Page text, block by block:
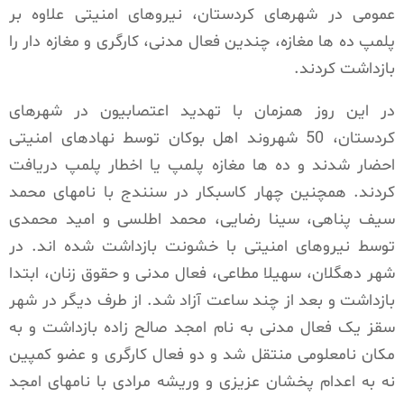
عمومی در شهرهای کردستان، نیروهای امنیتی علاوه بر
پلمپ ده ها مغازه، چندین فعال مدنی، کارگری و مغازه دار را
بازداشت کردند.
در این روز همزمان با تهدید اعتصابیون در شهرهای
کردستان، 50 شهروند اهل بوکان توسط نهادهای امنیتی
احضار شدند و ده ها مغازه پلمپ یا اخطار پلمپ دریافت
کردند. همچنین چهار کاسبکار در سنندج با نامهای محمد
سیف پناهی، سینا رضایی، محمد اطلسی و امید محمدی
توسط نیروهای امنیتی با خشونت بازداشت شده اند. در
شهر دهگلان، سهیلا مطاعی، فعال مدنی و حقوق زنان، ابتدا
بازداشت و بعد از چند ساعت آزاد شد. از طرف دیگر در شهر
سقز یک فعال مدنی به نام امجد صالح زاده بازداشت و به
مکان نامعلومی منتقل شد و دو فعال کارگری و عضو کمپین
نه به اعدام پخشان عزیزی و وریشه مرادی با نامهای امجد